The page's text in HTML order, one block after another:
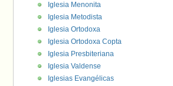
Iglesia Menonita
Iglesia Metodista
Iglesia Ortodoxa
Iglesia Ortodoxa Copta
Iglesia Presbiteriana
Iglesia Valdense
Iglesias Evangélicas